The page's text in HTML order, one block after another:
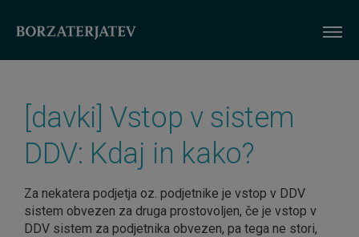
[davki] Vstop v sistem
DDV: Kdaj in kako?
Za nekatera podjetja oz. podjetnike je vstop v DDV
sistem obvezen za druga prostovoljen, če je vstop v
DDV sistem za podjetnika obvezen, pa tega ne stori,